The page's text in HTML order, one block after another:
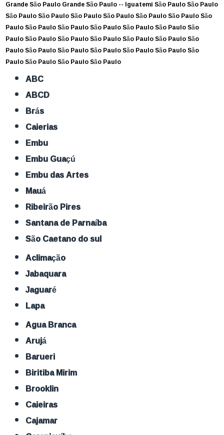
Grande São PauloGrande São Paulo -- IguatemiSão PauloSão Paulo
São PauloSão PauloSão PauloSão PauloSão PauloSão PauloSão
PauloSão PauloSão PauloSão PauloSão PauloSão PauloSão
PauloSão PauloSão PauloSão PauloSão PauloSão PauloSão
PauloSão PauloSão PauloSão PauloSão PauloSão PauloSão
PauloSão PauloSão PauloSão Paulo
ABC
ABCD
Brás
Caierias
Embu
Embu Guaçú
Embu das Artes
Mauá
Ribeirão Pires
Santana de Parnaíba
São Caetano do sul
Aclimação
Jabaquara
Jaguaré
Lapa
Agua Branca
Arujá
Barueri
Biritiba Mirim
Brooklin
Caieiras
Cajamar